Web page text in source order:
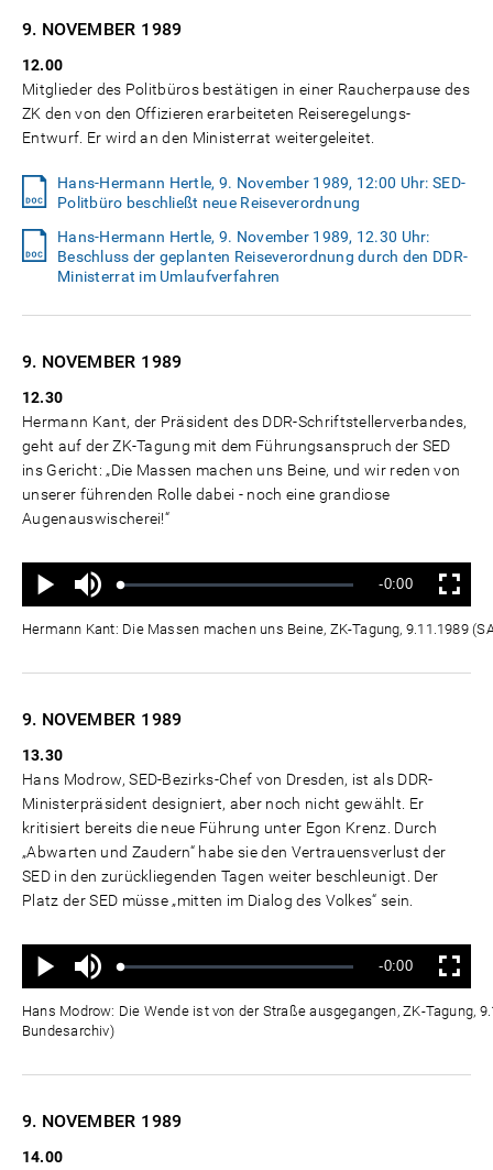
9. NOVEMBER 1989
12.00
Mitglieder des Politbüros bestätigen in einer Raucherpause des
ZK den von den Offizieren erarbeiteten Reiseregelungs-
Entwurf. Er wird an den Ministerrat weitergeleitet.
Hans-Hermann Hertle, 9. November 1989, 12:00 Uhr: SED-
Politbüro beschließt neue Reiseverordnung
Hans-Hermann Hertle, 9. November 1989, 12.30 Uhr:
Beschluss der geplanten Reiseverordnung durch den DDR-
Ministerrat im Umlaufverfahren
9. NOVEMBER 1989
12.30
Hermann Kant, der Präsident des DDR-Schriftstellerverbandes,
geht auf der ZK-Tagung mit dem Führungsanspruch der SED
ins Gericht: „Die Massen machen uns Beine, und wir reden von
unserer führenden Rolle dabei - noch eine grandiose
Augenauswischerei!“
Wiedergabe
Ton
aus
Geladen:
Status:
Verbleibende
Zeit
-0:00 Vollbild
Hermann Kant: Die Massen machen uns Beine, ZK-Tagung, 9.11.1989
9. NOVEMBER 1989
13.30
Hans Modrow, SED-Bezirks-Chef von Dresden, ist als DDR-
Ministerpräsident designiert, aber noch nicht gewählt. Er
kritisiert bereits die neue Führung unter Egon Krenz. Durch
„Abwarten und Zaudern“ habe sie den Vertrauensverlust der
SED in den zurückliegenden Tagen weiter beschleunigt. Der
Platz der SED müsse „mitten im Dialog des Volkes“ sein.
Wiedergabe
Ton
aus
Geladen:
Status:
Verbleibende
Zeit
-0:00 Vollbild
Hans Modrow: Die Wende ist von der Straße ausgegangen, ZK-Tagung,
Bundesarchiv)
9. NOVEMBER 1989
14.00